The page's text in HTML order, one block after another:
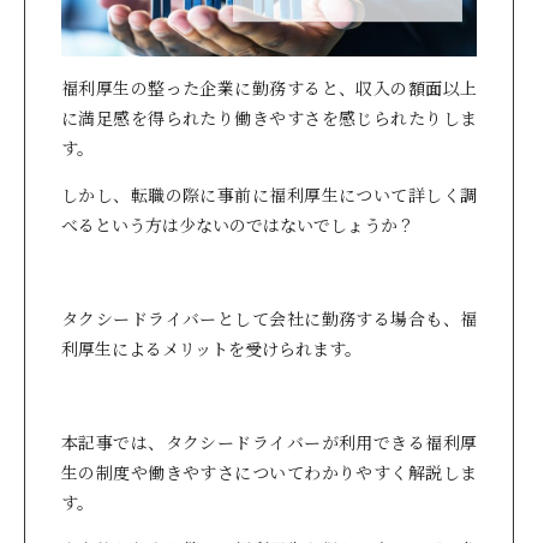
福利厚生の整った企業に勤務すると、収入の額面以上
に満足感を得られたり働きやすさを感じられたりしま
す。
しかし、転職の際に事前に福利厚生について詳しく調
べるという方は少ないのではないでしょうか？
タクシードライバーとして会社に勤務する場合も、福
利厚生によるメリットを受けられます。
本記事では、タクシードライバーが利用できる福利厚
生の制度や働きやすさについてわかりやすく解説しま
す。